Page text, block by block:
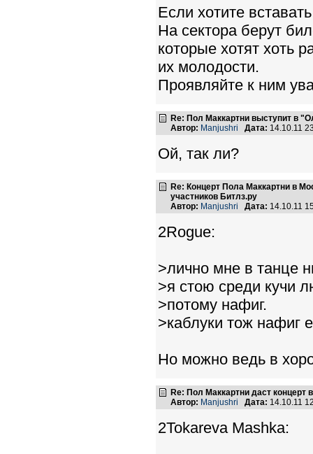
Если хотите
На сектора берут
которые хотят хоть
их молодости.
Проявляйте к ним
Re: Пол Маккартни выступит в
Автор: Manjushri Дата: 14.10.11
Ой, так ли?
Re: Концерт Пола Маккартни в
участников Битлз.ру
Автор: Manjushri Дата: 14.10.11
2Rogue:
>лично мне в танце
>я стою среди кучи
>потому нафиг.
>каблуки тож нафиг
Но можно ведь в
Re: Пол Маккартни даст концерт
Автор: Manjushri Дата: 14.10.11
2Tokareva Mashka: